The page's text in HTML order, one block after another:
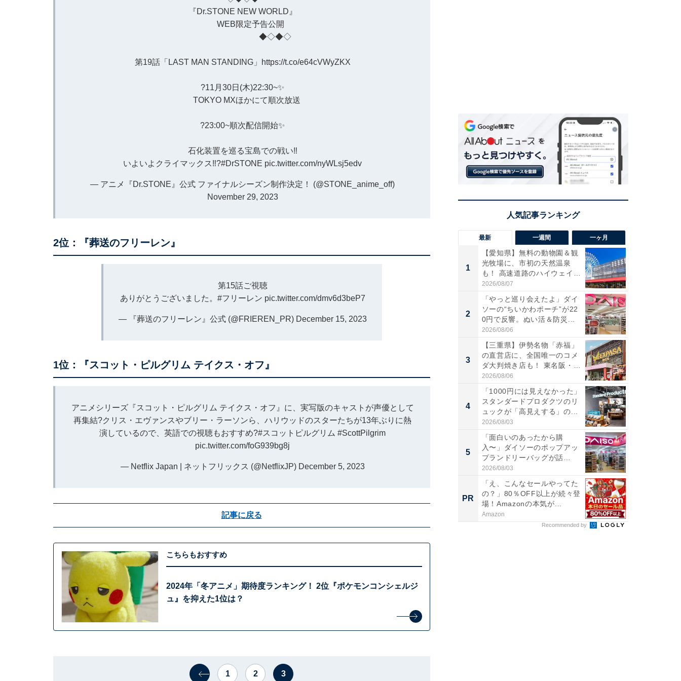
『Dr.STONE NEW WORLD』
WEB限定予告公開
◆◇◆◇
第19話「LAST MAN STANDING」 https://t.co/e64cVWyZKX
?11月30日(木)22:30~✨
TOKYO MXほかにて順次放送
?23:00~順次配信開始✨
石化装置を巡る宝島での戦い‼
いよいよクライマックス‼?#DrSTONE pic.twitter.com/nyWLsj5edv
— アニメ『Dr.STONE』公式 ファイナルシーズン制作決定！ (@STONE_anime_off)
November 29, 2023
2位：『葬送のフリーレン』
第15話ご視聴
ありがとうございました。 #フリーレン pic.twitter.com/dmv6d3beP7
— 『葬送のフリーレン』公式 (@FRIEREN_PR) December 15, 2023
1位：『スコット・ピルグリム テイクス・オフ』
アニメシリーズ『スコット・ピルグリム テイクス・オフ』に、実写版のキャストが声優として
再集結?クリス・エヴァンスやブリー・ラーソンら、ハリウッドのスターたちが13年ぶりに熱
演しているので、英語での視聴もおすすめ?#スコットピルグリム #ScottPilgrim
pic.twitter.com/foG939bg8j
— Netflix Japan | ネットフリックス (@NetflixJP) December 5, 2023
記事に戻る
こちらもおすすめ
2024年「冬アニメ」期待度ランキング！ 2位『ポケモンコンシェルジ
ュ』を抑えた1位は？
1 2 3
最新 一週間 一ヶ月
1
【愛知県】無料の動物園＆観
光牧場に、市初の天然温泉
も！ 高速道路のハイウェイオ
ア...
2026/08/07
2
「やっと巡り会えたよ」ダイ
ソーの“ちいかわポーチ”が22
0円で反響。ぬい活＆防災...
2026/08/06
3
【三重県】伊勢名物「赤福」
の直営店に、全国唯一のコメ
ダ大判焼き店も！ 東名阪・
伊...
2026/08/06
4
「1000円には見えなかった」
スタンダードプロダクツのリ
ュックが「高見えする」の...
2026/08/03
5
「面白いのあったから購
入〜」ダイソーのポップアッ
プランドリーバッグが話
題。“さま...
2026/08/03
PR
「え、こんなセールやってた
の？」80％OFF以上が続々登
場！Amazonの本気が...
Amazon
Recommended by